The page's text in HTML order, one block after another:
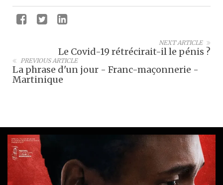
NEXT ARTICLE
Le Covid-19 rétrécirait-il le pénis ?
PREVIOUS ARTICLE
La phrase d'un jour - Franc-maçonnerie -
Martinique